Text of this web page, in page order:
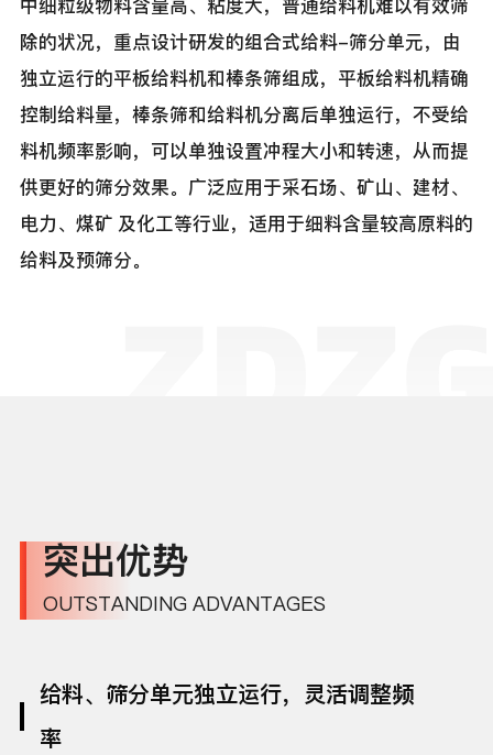
除的状况，重点设计研发的组合式给料-筛分单元，由
独立运行的平板给料机和棒条筛组成，平板给料机精确
控制给料量，棒条筛和给料机分离后单独运行，不受给
料机频率影响，可以单独设置冲程大小和转速，从而提
供更好的筛分效果。广泛应用于采石场、矿山、建材、
电力、煤矿 及化工等行业，适用于细料含量较高原料的
给料及预筛分。
突出优势
OUTSTANDING ADVANTAGES
给料、筛分单元独立运行，灵活调整频
率